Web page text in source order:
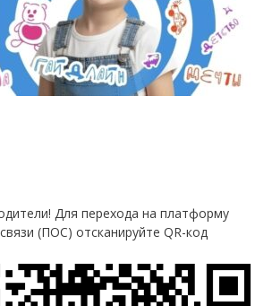
Для перехода на платформу
(ПОС) отсканируйте QR-код